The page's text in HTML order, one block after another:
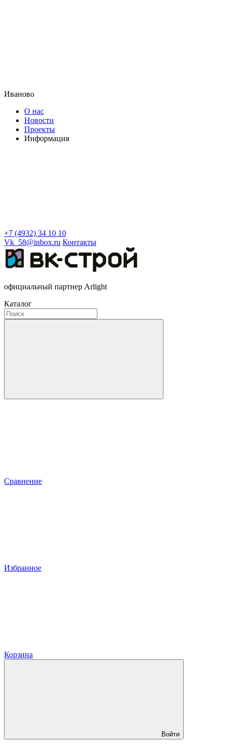
Иваново
О нас
Новости
Проекты
Информация
+7 (4932) 34 10 10
Vk_58@inbox.ru Контакты
официальный партнер Arlight
Каталог
Сравнение
Избранное
Корзина
Войти